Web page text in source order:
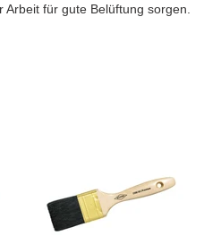
Arbeit für gute Belüftung sorgen.